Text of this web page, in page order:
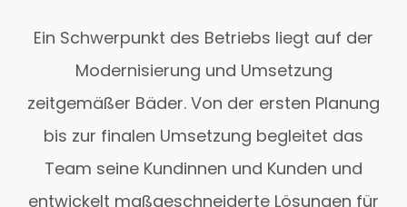
Ein Schwerpunkt des Betriebs liegt auf der
Modernisierung und Umsetzung
zeitgemäßer Bäder. Von der ersten Planung
bis zur finalen Umsetzung begleitet das
Team seine Kundinnen und Kunden und
entwickelt maßgeschneiderte Lösungen für